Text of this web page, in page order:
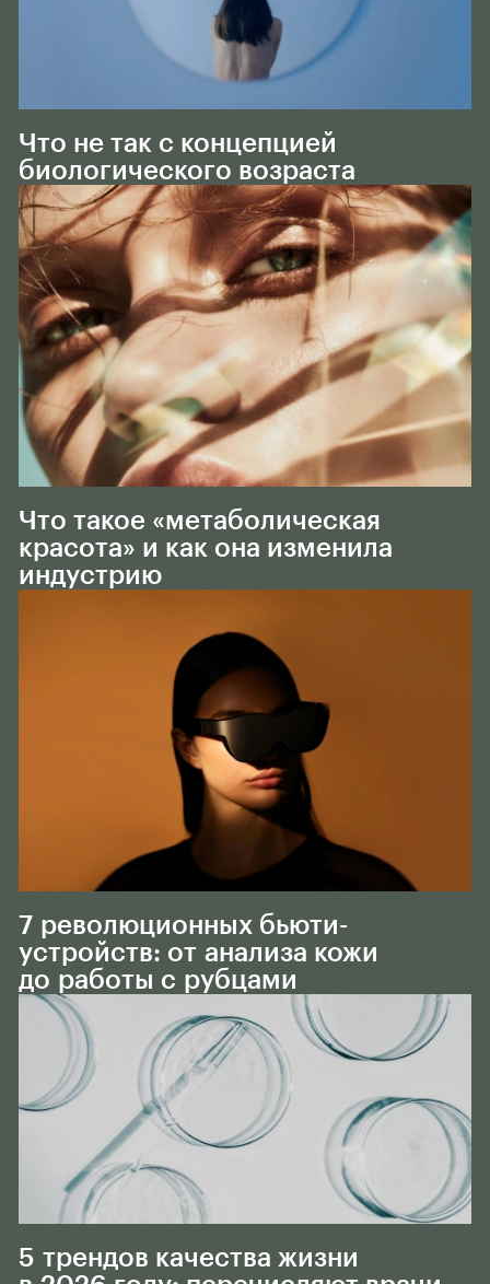
Что не так с концепцией
биологического возраста
Что такое «метаболическая
красота» и как она изменила
индустрию
7 революционных бьюти-
устройств: от анализа кожи
до работы с рубцами
5 трендов качества жизни